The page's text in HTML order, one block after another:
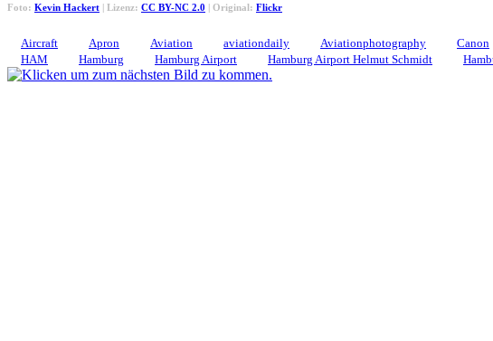
Foto: Kevin Hackert | Lizenz: CC BY-NC 2.0 | Original: Flickr
Aircraft Apron Aviation aviationdaily Aviationphotography Canon
HAM
Hamburg Hamburg Airport Hamburg Airport Helmut Schmidt